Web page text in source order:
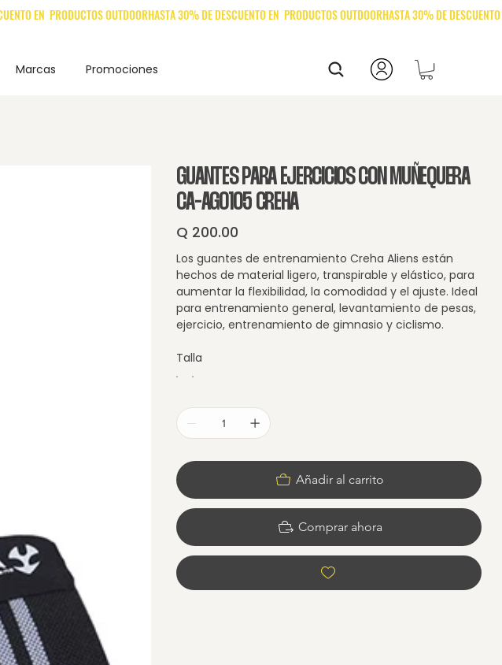
Marcas Promociones
GUANTES PARA EJERCICIOS CON MUÑEQUERA
CA-AG0105 CREHA
Precio
Q 200.00
Los guantes de entrenamiento Creha Aliens están
hechos de material ligero, transpirable y elástico, para
aumentar la flexibilidad, la comodidad y el ajuste. Ideal
para entrenamiento general, levantamiento de pesas,
ejercicio, entrenamiento de gimnasio y ciclismo.
Talla
Añadir al carrito
Comprar ahora